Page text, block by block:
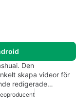
Den
skapa videor för
redigerade…